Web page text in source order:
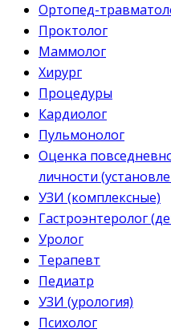
Ортопед-
Проктолог
Маммолог
Хирург
Процедуры
Кардиолог
Пульмонолог
Оценка
личности
УЗИ (комплексные)
Гастроэнтеролог
Уролог
Терапевт
Педиатр
УЗИ (урология)
Психолог